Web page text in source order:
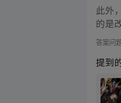
此外
的是
答案问
提到